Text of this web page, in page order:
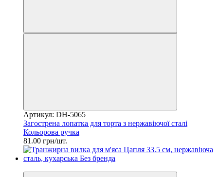
Артикул: DH-5065
Загострена лопатка для торта з нержавіючої сталі
Кольорова ручка
81.00 грн/шт.